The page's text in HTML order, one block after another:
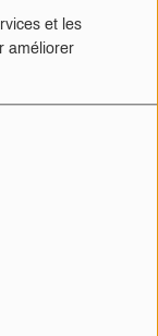
et les
améliorer